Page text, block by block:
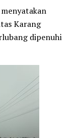
Karang
dipenuhi